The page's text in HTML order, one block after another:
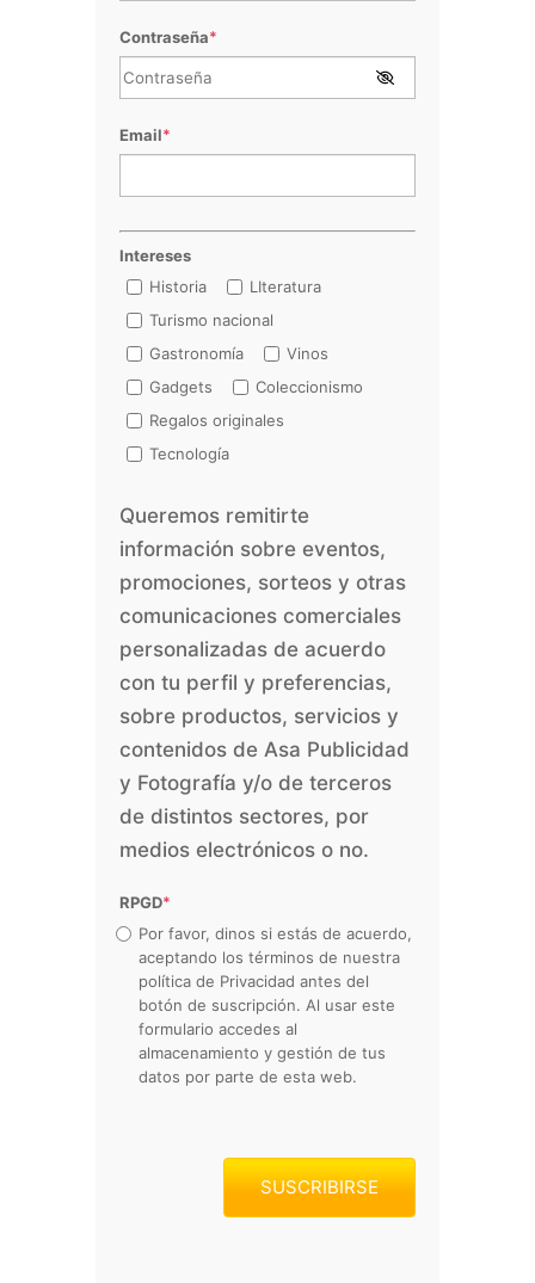
Contraseña*
Email*
Intereses
Historia
LIteratura
Turismo nacional
Gastronomía
Vinos
Gadgets
Coleccionismo
Regalos originales
Tecnología
Queremos remitirte
información sobre eventos,
promociones, sorteos y otras
comunicaciones comerciales
personalizadas de acuerdo
con tu perfil y preferencias,
sobre productos, servicios y
contenidos de Asa Publicidad
y Fotografía y/o de terceros
de distintos sectores, por
medios electrónicos o no.
RPGD*
Por favor, dinos si estás de acuerdo,
aceptando los términos de nuestra
política de Privacidad antes del
botón de suscripción. Al usar este
formulario accedes al
almacenamiento y gestión de tus
datos por parte de esta web.